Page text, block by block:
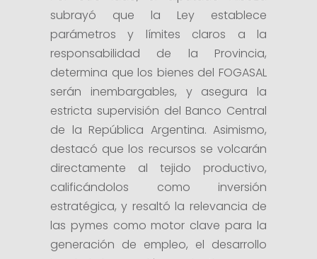
subrayó que la Ley establece
parámetros y límites claros a la
responsabilidad de la Provincia,
determina que los bienes del FOGASAL
serán inembargables, y asegura la
estricta supervisión del Banco Central
de la República Argentina. Asimismo,
destacó que los recursos se volcarán
directamente al tejido productivo,
calificándolos como inversión
estratégica, y resaltó la relevancia de
las pymes como motor clave para la
generación de empleo, el desarrollo